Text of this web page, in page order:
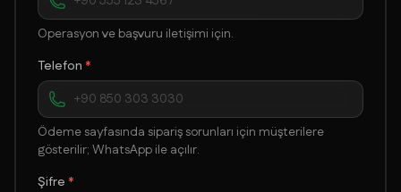
Operasyon ve başvuru iletişimi için.
Telefon *
Ödeme sayfasında sipariş sorunları için müşterilere
gösterilir; WhatsApp ile açılır.
Şifre *